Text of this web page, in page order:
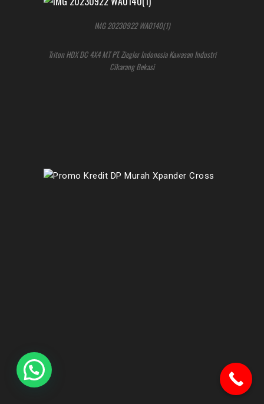
IMG 20230922 WA0140(1)
Triton HDX DC 4X4 MT PT. Ziegler Indonesia Kawasan Industri
Cikarang Bekasi